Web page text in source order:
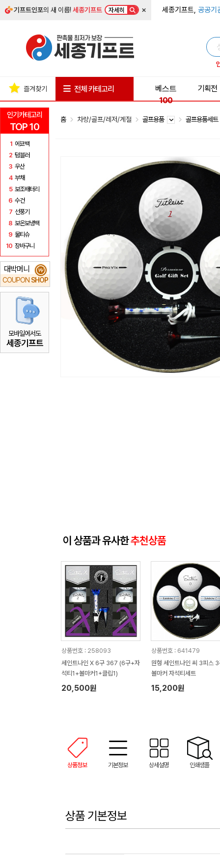
기프트인포의 새 이름!세종기프트 자세히 × 세종기프트, 공공기
인기카테고리
TOP 10
1 에코백
2 텀블러
3 우산
4 부채
5 보조배터리
6 수건
7 선풍기
8 보온보냉백
9 물티슈
10 장바구니
대박머니
COUPON SHOP
₩
모바일에서도
세종기프트
즐겨찾기 전체 카테고리
베스트
100
기획전
홈 차량/골프/레저/계절 골프용품 골프용품세
이 상품과 유사한추천상품
상품번호 : 258093
세인트나인 X 6구 367 (6구+자
석티1+볼마커1+클립1)
20,500원
상품번호 : 641479
원형 세인트나인 씨 3피스 3
볼마커 자석티세트
15,200원
상품정보 기본정보 상세설명 인쇄샘플
상품 기본정보